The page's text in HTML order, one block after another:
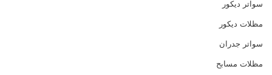
سواتر ديكور
مظلات ديكور
سواتر جدران
مظلات مسابح